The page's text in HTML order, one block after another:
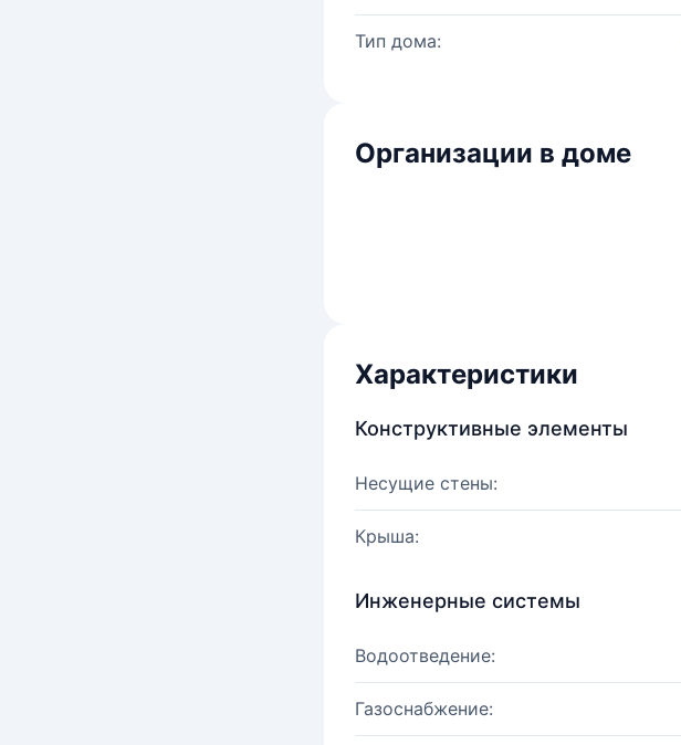
Тип дома:
Организации в доме
Характеристики
Конструктивные элементы
Несущие стены:
Крыша:
Инженерные системы
Водоотведение:
Газоснабжение: